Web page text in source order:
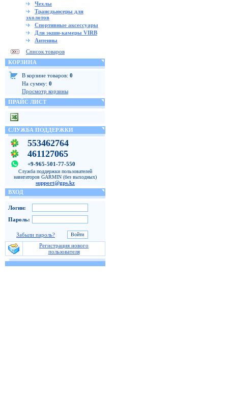
Чехлы
Трансдьюсеры для
эхолотов
Спортивные аксессуары
Для экшн-камеры VIRB
Антенны
Список товаров
КОРЗИНА
В корзине товаров: 0
На сумму: 0
Просмотр корзины
ПРАЙС ЛИСТ
СЛУЖБА ПОДДЕРЖКИ
553462764
461127065
+9-965-501-77-550
Служба поддержки пользователей
навигаторов GARMIN (без выходных)
support@gps.kz
ВХОД
Логин:
Пароль:
Забыли пароль?
Регистрация нового
пользователя